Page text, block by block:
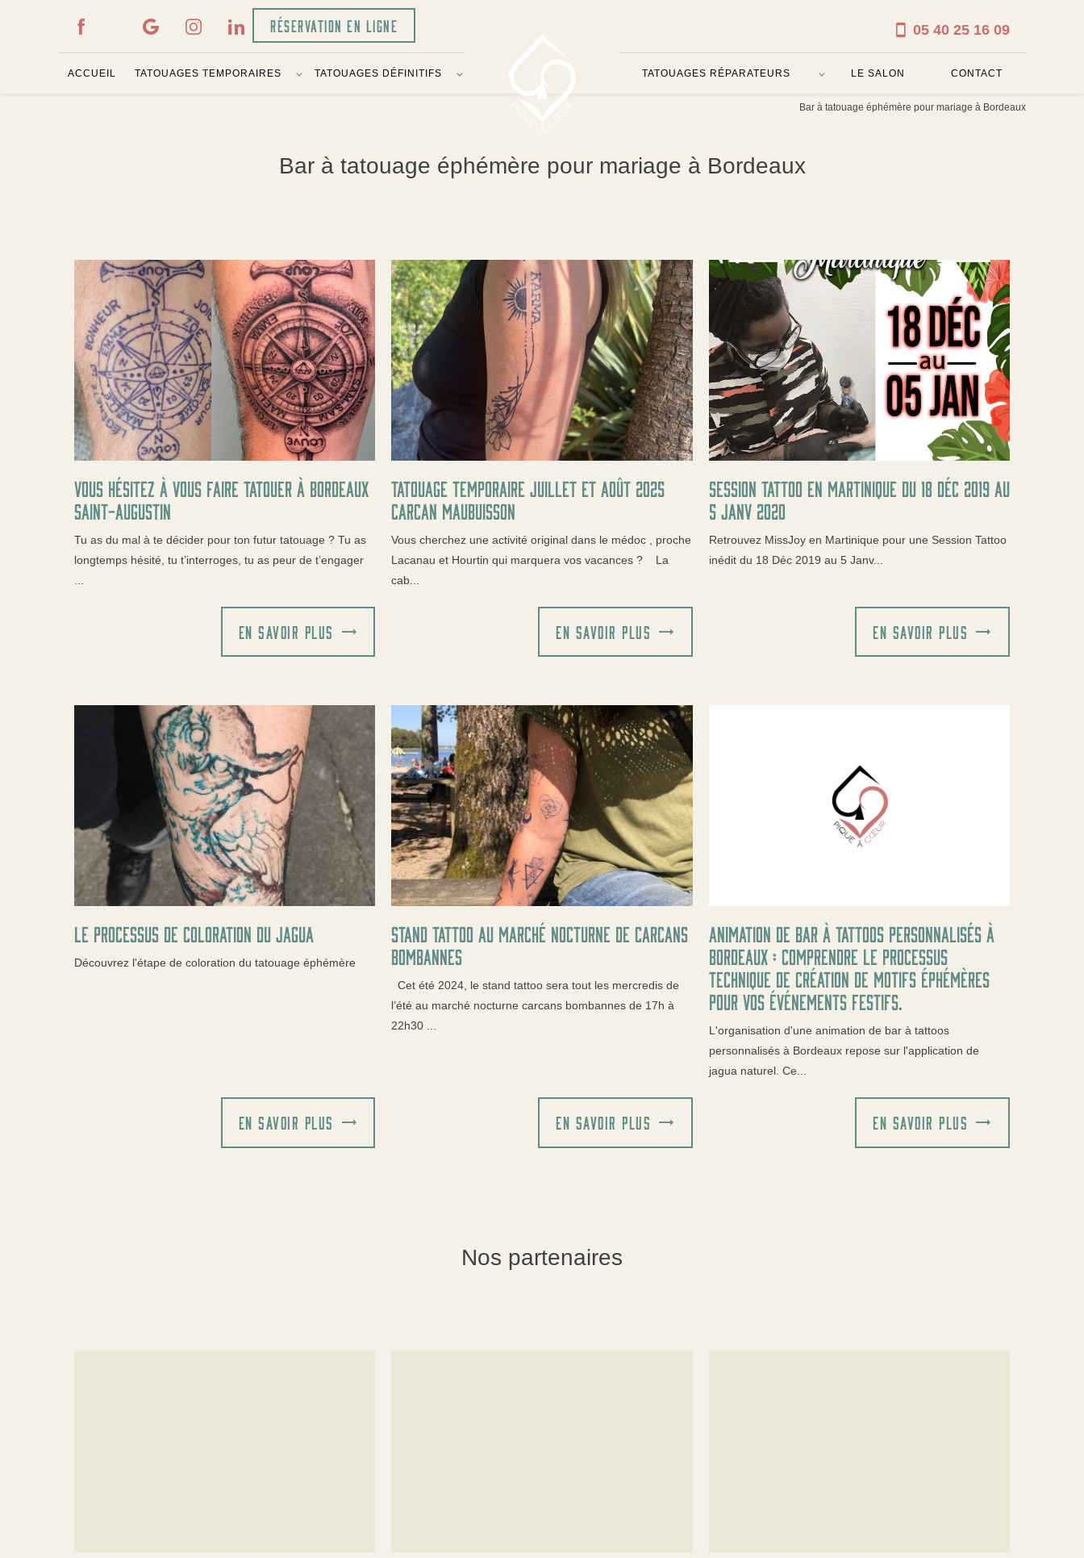
RÉSERVATION EN LIGNE
ACCUEIL TATOUAGES TEMPORAIRES TATOUAGES DÉFINITIFS
05 40 25 16 09
TATOUAGES RÉPARATEURS LE SALON CONTACT
Bar à tatouage éphémère pour mariage à Bordeaux
Bar à tatouage éphémère pour mariage à Bordeaux
Vous hésitez à vous faire tatouer à Bordeaux
Saint-Augustin
Tu as du mal à te décider pour ton futur tatouage ? Tu as
longtemps hésité, tu t’interroges, tu as peur de t’engager
EN SAVOIR PLUS
Tatouage temporaire juillet et août 2025
carcan Maubuisson
Vous cherchez une activité original dans le médoc , proche
Lacanau et Hourtin qui marquera vos vacances ? La
cab...
EN SAVOIR PLUS
Session Tattoo en Martinique du 18 Déc 2019 au
5 Janv 2020
Retrouvez MissJoy en Martinique pour une Session Tattoo
inédit du 18 Déc 2019 au 5 Janv...
EN SAVOIR PLUS
Le processus de coloration du jagua
Découvrez l'étape de coloration du tatouage éphémère
EN SAVOIR PLUS
Stand tattoo au Marché nocturne de carcans
bombannes
Cet été 2024, le stand tattoo sera tout les mercredis de
l’été au marché nocturne carcans bombannes de 17h à
22h30 ...
EN SAVOIR PLUS
Animation de bar à tattoos personnalisés à
Bordeaux : comprendre le processus
technique de création de motifs éphémères
pour vos événements festifs.
L'organisation d'une animation de bar à tattoos
personnalisés à Bordeaux repose sur l'application de
jagua naturel. Ce...
EN SAVOIR PLUS
Nos partenaires